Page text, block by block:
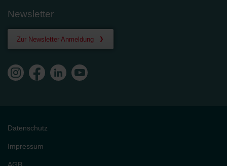
Newsletter
Zur Newsletter Anmeldung
Datenschutz
Impressum